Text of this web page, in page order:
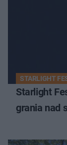
STARLIGHT
Starlight
grania nad